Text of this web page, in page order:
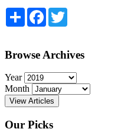
Share Facebook
Browse Archives
Year
Month
View Articles
Our Picks